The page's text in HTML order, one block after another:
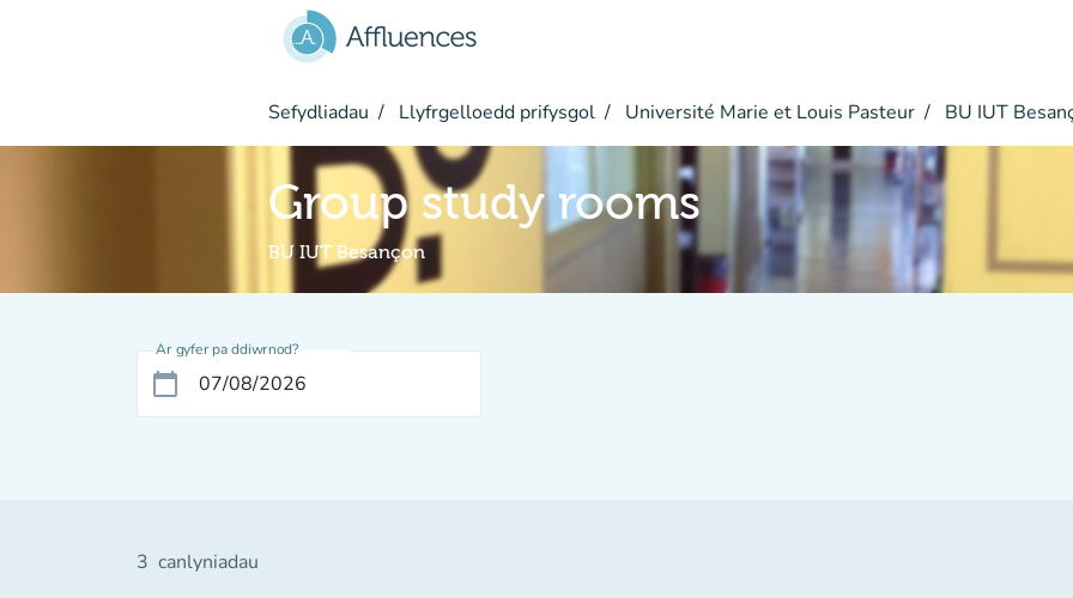
Sefydliadau Llyfrgelloedd prifysgol Université Marie et Louis Pasteur BU IUT
Group study rooms
BU IUT Besançon
Ar gyfer pa ddiwrnod?
calendar_today
3 canlyniadau